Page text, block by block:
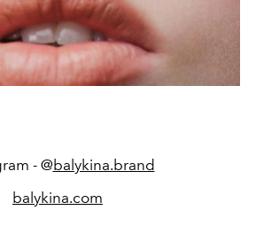
- @balykina.brand
balykina.com